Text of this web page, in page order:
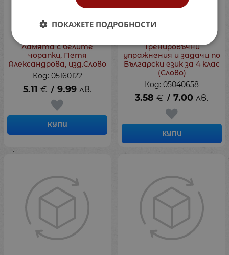
Ламята с белите
чорапки, Петя
Александрова, изд.Слово
Код: 05160122
5.11 € / 9.99 лв.
КУПИ
Тренировъчни
упражнения и задачи по
Български език за 4 клас
(Слово)
Код: 05040658
3.58 € / 7.00 лв.
КУПИ
ПОКАЖЕТЕ ПОДРОБНОСТИ